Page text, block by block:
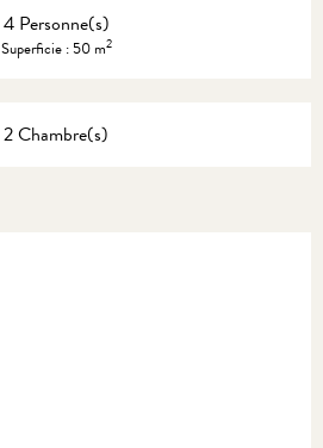
4 Personne(s)
Superficie : 50 m2
2 Chambre(s)